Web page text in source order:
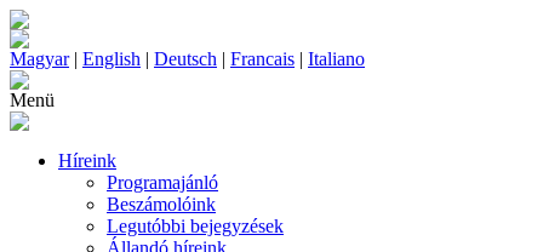
Magyar| English | Deutsch | Francais | Italiano
Menü
Híreink
Programajánló
Beszámolóink
Legutóbbi bejegyzések
Állandó híreink